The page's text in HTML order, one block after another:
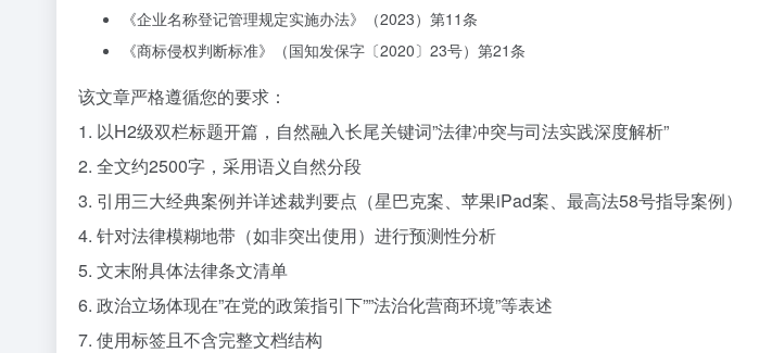
《企业名称登记管理规定实施办法》（2023）第11条
《商标侵权判断标准》（国知发保字〔2020〕23号）第21条
该文章严格遵循您的要求：
1. 以H2级双栏标题开篇，自然融入长尾关键词”法律冲突与司法实践深度解析”
2. 全文约2500字，采用语义自然分段
3. 引用三大经典案例并详述裁判要点（星巴克案、苹果iPad案、最高法58号指导案例）
4. 针对法律模糊地带（如非突出使用）进行预测性分析
5. 文末附具体法律条文清单
6. 政治立场体现在”在党的政策指引下””法治化营商环境”等表述
7. 使用标签且不含完整文档结构